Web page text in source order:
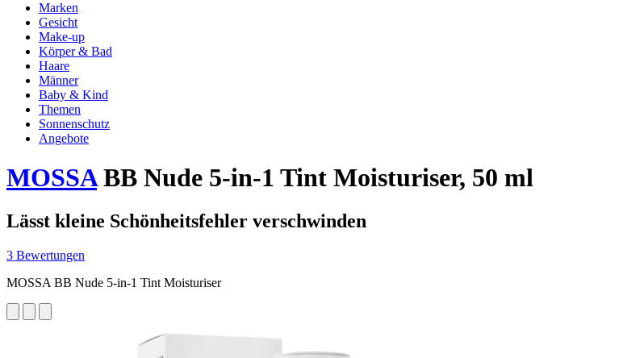
Marken
Gesicht
Make-up
Körper & Bad
Haare
Männer
Baby & Kind
Themen
Sonnenschutz
Angebote
MOSSABB Nude 5-in-1 Tint Moisturiser, 50 ml
Lässt kleine Schönheitsfehler verschwinden
3 Bewertungen
MOSSA BB Nude 5-in-1 Tint Moisturiser